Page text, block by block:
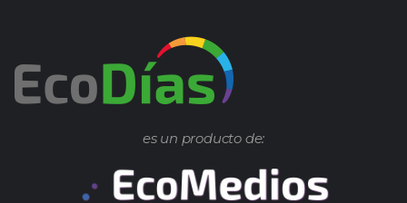
es un producto de: